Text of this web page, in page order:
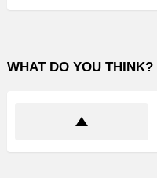
WHAT DO YOU THINK?